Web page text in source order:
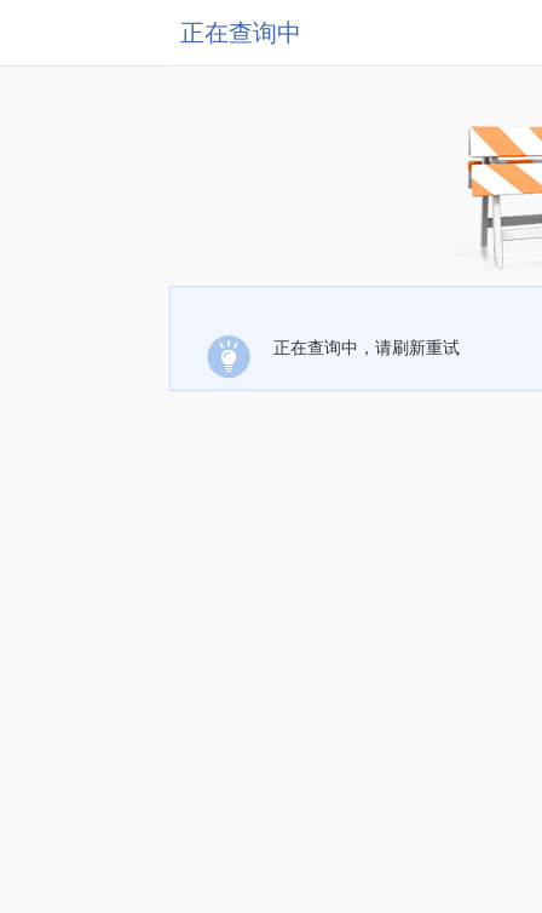
正在查询中
正在查询中，请刷新重试